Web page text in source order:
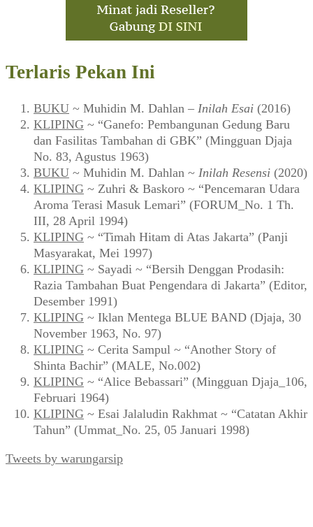
Terlaris Pekan Ini
BUKU ~ Muhidin M. Dahlan – Inilah Esai (2016)
KLIPING ~ “Ganefo: Pembangunan Gedung Baru
dan Fasilitas Tambahan di GBK” (Mingguan Djaja
No. 83, Agustus 1963)
BUKU ~ Muhidin M. Dahlan ~ Inilah Resensi (2020)
KLIPING ~ Zuhri & Baskoro ~ “Pencemaran Udara
Aroma Terasi Masuk Lemari” (FORUM_No. 1 Th.
III, 28 April 1994)
KLIPING ~ “Timah Hitam di Atas Jakarta” (Panji
Masyarakat, Mei 1997)
KLIPING ~ Sayadi ~ “Bersih Denggan Prodasih:
Razia Tambahan Buat Pengendara di Jakarta” (Editor,
Desember 1991)
KLIPING ~ Iklan Mentega BLUE BAND (Djaja, 30
November 1963, No. 97)
KLIPING ~ Cerita Sampul ~ “Another Story of
Shinta Bachir” (MALE, No.002)
KLIPING ~ “Alice Bebassari” (Mingguan Djaja_106,
Februari 1964)
KLIPING ~ Esai Jalaludin Rakhmat ~ “Catatan Akhir
Tahun” (Ummat_No. 25, 05 Januari 1998)
Tweets by warungarsip